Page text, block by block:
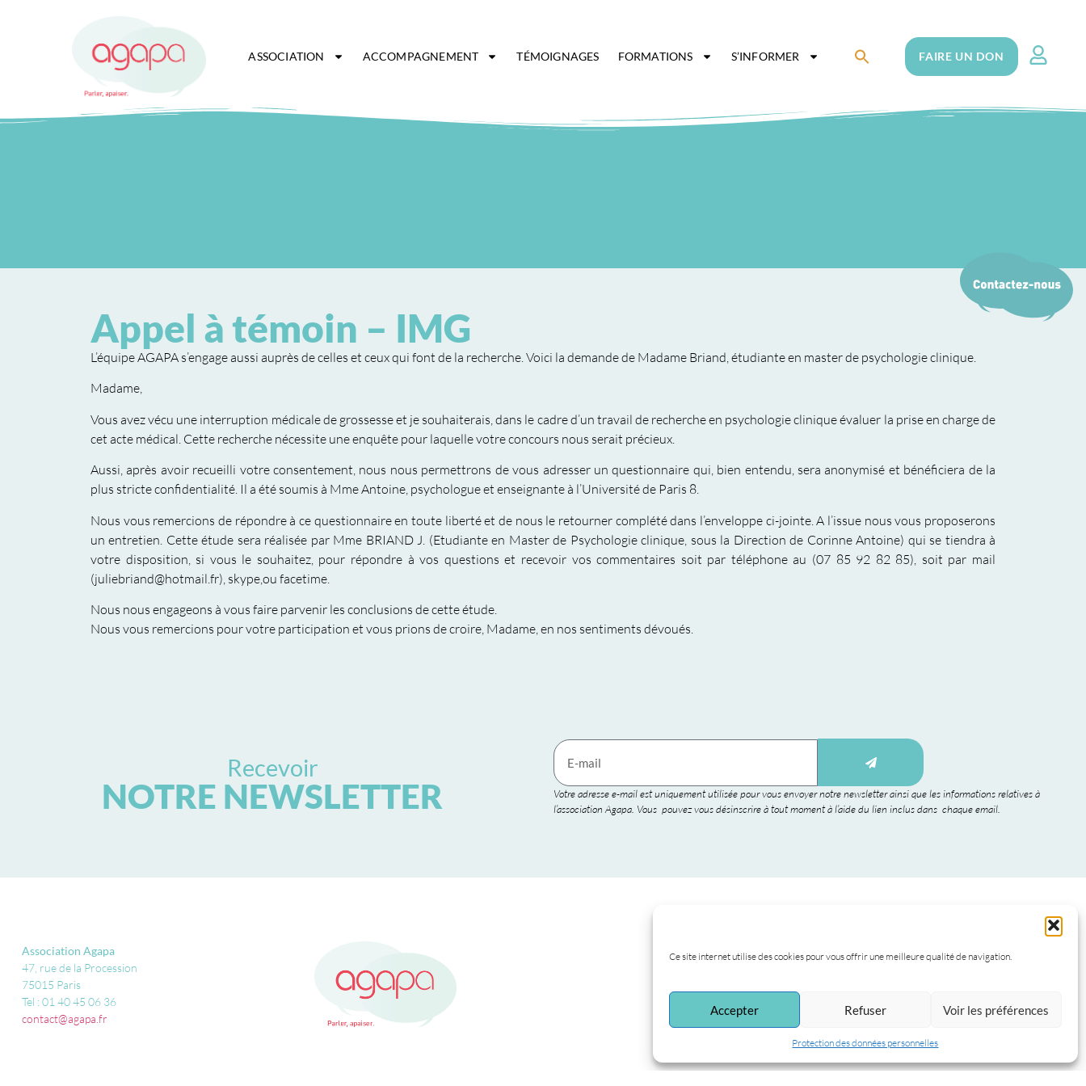
Ce site internet utilise des cookies pour vous offrir une meilleure qualité de navigation.
Accepter Refuser Voir les préférences
Protection des données personnelles
ASSOCIATION ACCOMPAGNEMENT TÉMOIGNAGES FORMATIONS S’INFORMER
Search
Search Button
FAIRE UN DON
Appel à témoin – IMG
L’équipe AGAPA s’engage aussi auprès de celles et ceux qui font de la recherche. Voici la demande de Madame Briand, étudiante en master de psychologie clinique.
Madame,
Vous avez vécu une interruption médicale de grossesse et je souhaiterais, dans le cadre d’un travail de recherche en psychologie clinique évaluer la prise en charge de
cet acte médical. Cette recherche nécessite une enquête pour laquelle votre concours nous serait précieux.
Aussi, après avoir recueilli votre consentement, nous nous permettrons de vous adresser un questionnaire qui, bien entendu, sera anonymisé et bénéficiera de la
plus stricte confidentialité. Il a été soumis à Mme Antoine, psychologue et enseignante à l’Université de Paris 8.
Nous vous remercions de répondre à ce questionnaire en toute liberté et de nous le retourner complété dans l’enveloppe ci-jointe. A l’issue nous vous proposerons
un entretien. Cette étude sera réalisée par Mme BRIAND J. (Etudiante en Master de Psychologie clinique, sous la Direction de Corinne Antoine) qui se tiendra à
votre disposition, si vous le souhaitez, pour répondre à vos questions et recevoir vos commentaires soit par téléphone au (07 85 92 82 85), soit par mail
(juliebriand@hotmail.fr), skype,ou facetime.
Nous nous engageons à vous faire parvenir les conclusions de cette étude.
Nous vous remercions pour votre participation et vous prions de croire, Madame, en nos sentiments dévoués.
Recevoir
NOTRE NEWSLETTER
Votre adresse e-mail est uniquement utilisée pour vous envoyer notre newsletter ainsi que les informations relatives à
l’association Agapa. Vous pouvez vous désinscrire à tout moment à l’aide du lien inclus dans chaque email.
Association Agapa
47, rue de la Procession
75015 Paris
Tel : 01 40 45 06 36
contact@agapa.fr